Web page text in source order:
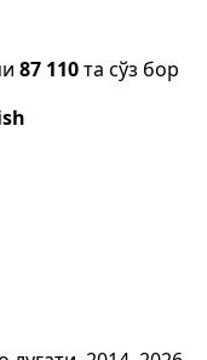
87 110та сўз бор